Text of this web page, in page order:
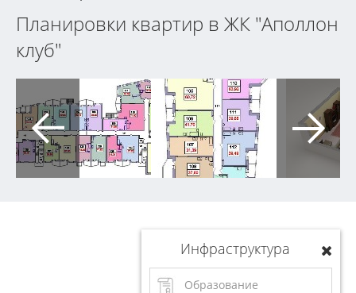
Планировки квартир в ЖК "Аполлон
клуб"
Инфраструктура
Образование